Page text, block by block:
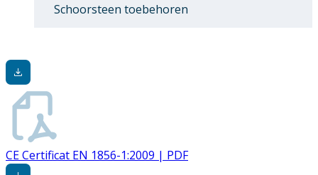
Schoorsteen toebehoren
CE Certificat EN 1856-1:2009 | PDF